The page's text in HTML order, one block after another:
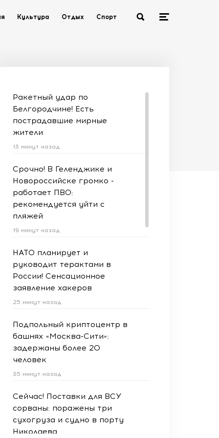
Культура Отдых Спорт
Ракетный удар по
Белгородчине! Есть
пострадавшие мирные
жители
13 минут назад
Срочно! В Геленджике и
Новороссийске громко -
работает ПВО:
рекомендуется уйти с
пляжей
19 минут назад
НАТО планирует и
руководит терактами в
России! Сенсационное
заявление хакеров
25 минут назад
Подпольный криптоцентр в
башнях «Москва-Сити»:
задержаны более 20
человек
35 минут назад
Сейчас! Поставки для ВСУ
сорваны: поражены три
сухогруза и судно в порту
Николаева